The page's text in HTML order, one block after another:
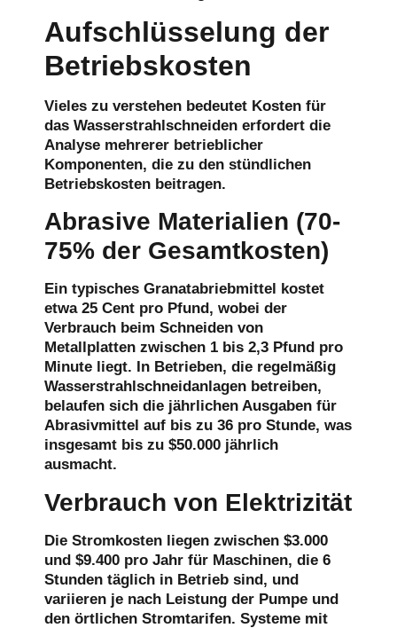
Aufschlüsselung der
Betriebskosten
Vieles zu verstehen bedeutet Kosten für
das Wasserstrahlschneiden erfordert die
Analyse mehrerer betrieblicher
Komponenten, die zu den stündlichen
Betriebskosten beitragen.
Abrasive Materialien (70-
75% der Gesamtkosten)
Ein typisches Granatabriebmittel kostet
etwa 25 Cent pro Pfund, wobei der
Verbrauch beim Schneiden von
Metallplatten zwischen 1 bis 2,3 Pfund pro
Minute liegt. In Betrieben, die regelmäßig
Wasserstrahlschneidanlagen betreiben,
belaufen sich die jährlichen Ausgaben für
Abrasivmittel auf bis zu 36 pro Stunde, was
insgesamt bis zu $50.000 jährlich
ausmacht.
Verbrauch von Elektrizität
Die Stromkosten liegen zwischen $3.000
und $9.400 pro Jahr für Maschinen, die 6
Stunden täglich in Betrieb sind, und
variieren je nach Leistung der Pumpe und
den örtlichen Stromtarifen. Systeme mit